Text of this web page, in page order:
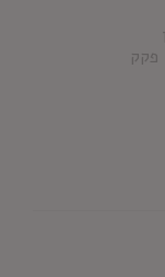
פקק